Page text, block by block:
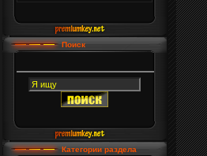
Поиск
Категории раздела